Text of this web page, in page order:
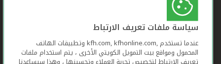
سياسة ملفات تعريف الارتباط
عندما تستخدم ,kfh.com, kfhonline.com وتطبيقات الهاتف
المحمول ومواقع بيت التمويل الكويتي الأخرى ، يتم استخدام ملفات